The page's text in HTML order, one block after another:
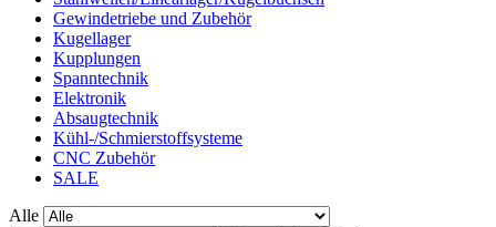
Gewindetriebe und Zubehör
Kugellager
Kupplungen
Spanntechnik
Elektronik
Absaugtechnik
Kühl-/Schmierstoffsysteme
CNC Zubehör
SALE
Alle